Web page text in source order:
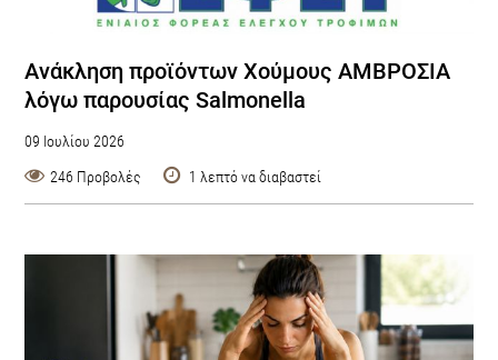
Ανάκληση προϊόντων Χούμους ΑΜΒΡΟΣΙΑ
λόγω παρουσίας Salmonella
09 Ιουλίου 2026
246 Προβολές
1 λεπτό να διαβαστεί